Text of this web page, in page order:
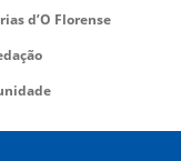
d’O Florense